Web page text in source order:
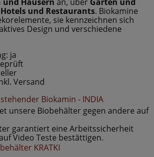
Hotels und Restaurants. Biokamine
sie kennzeichnen sich
Design und verschiedene
ja
Versand
Biokamin - INDIA
unsere Biobehälter gegen andere auf
garantiert eine Arbeitssicherheit
Video Teste bestättigen.
KRATKI